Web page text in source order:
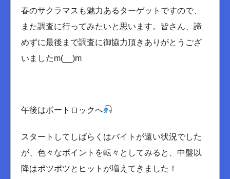
春のサクラマスも魅力あるターゲットですので、
また調査に行ってみたいと思います。皆さん、諦
めずに最後まで調査に御協力頂きありがとうござ
いましたm(__)m
午後はボートロックへ
スタートしてしばらくはバイトが遠い状況でした
が、色々なポイントを転々としてみると、中盤以
降はポツポツとヒットが増えてきました！